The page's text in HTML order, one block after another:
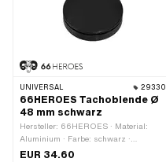
Tachoaufnahme: 48 mm ·
Gewindegrösse: M8 ·
Batteriebetrieben: Nein · Anzahl
UNIVERSAL 29330
66HEROES Tachoblende Ø
48 mm schwarz
Hersteller: 66HEROES · Material:
Aluminium · Farbe: schwarz ·
Oberfläche: eloxiert · Ø
EUR 34.60